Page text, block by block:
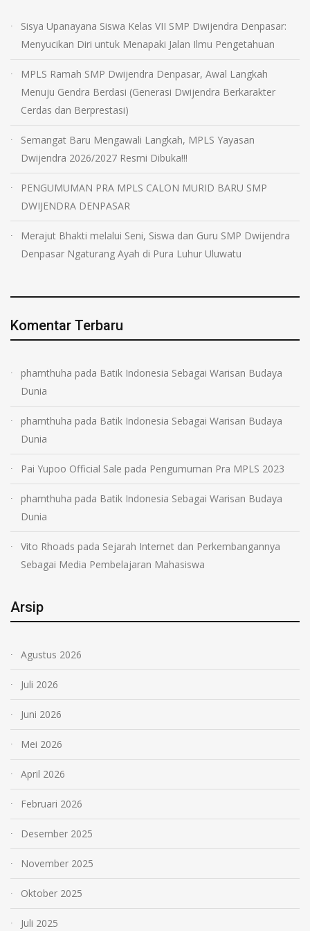
Sisya Upanayana Siswa Kelas VII SMP Dwijendra Denpasar:
Menyucikan Diri untuk Menapaki Jalan Ilmu Pengetahuan
MPLS Ramah SMP Dwijendra Denpasar, Awal Langkah
Menuju Gendra Berdasi (Generasi Dwijendra Berkarakter
Cerdas dan Berprestasi)
Semangat Baru Mengawali Langkah, MPLS Yayasan
Dwijendra 2026/2027 Resmi Dibuka!!!
PENGUMUMAN PRA MPLS CALON MURID BARU SMP
DWIJENDRA DENPASAR
Merajut Bhakti melalui Seni, Siswa dan Guru SMP Dwijendra
Denpasar Ngaturang Ayah di Pura Luhur Uluwatu
Komentar Terbaru
phamthuha pada Batik Indonesia Sebagai Warisan Budaya
Dunia
phamthuha pada Batik Indonesia Sebagai Warisan Budaya
Dunia
Pai Yupoo Official Sale pada Pengumuman Pra MPLS 2023
phamthuha pada Batik Indonesia Sebagai Warisan Budaya
Dunia
Vito Rhoads pada Sejarah Internet dan Perkembangannya
Sebagai Media Pembelajaran Mahasiswa
Arsip
Agustus 2026
Juli 2026
Juni 2026
Mei 2026
April 2026
Februari 2026
Desember 2025
November 2025
Oktober 2025
Juli 2025